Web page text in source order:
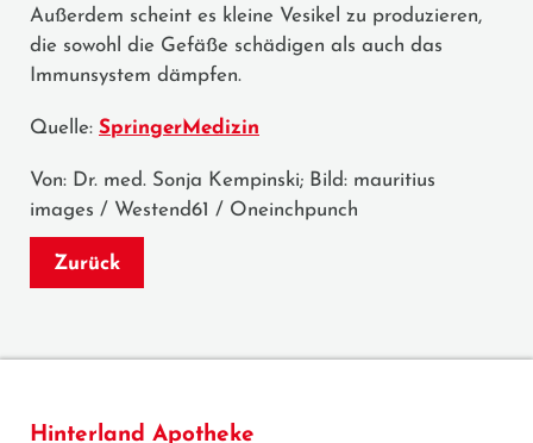
Außerdem scheint es kleine Vesikel zu produzieren,
die sowohl die Gefäße schädigen als auch das
Immunsystem dämpfen.
Quelle: SpringerMedizin
Von: Dr. med. Sonja Kempinski; Bild: mauritius
images / Westend61 / Oneinchpunch
Zurück
Hinterland Apotheke